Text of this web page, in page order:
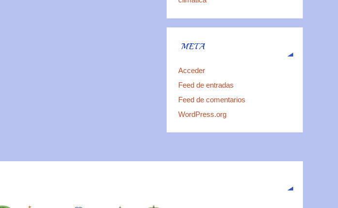
META
Acceder
Feed de entradas
Feed de comentarios
WordPress.org